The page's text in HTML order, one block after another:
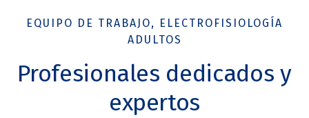
EQUIPO DE TRABAJO, ELECTROFISIOLOGÍA
ADULTOS
Profesionales dedicados y
expertos